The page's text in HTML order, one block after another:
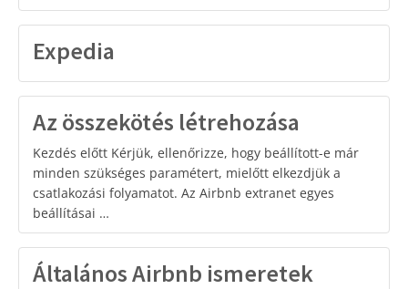
Expedia
Az összekötés létrehozása
Kezdés előtt Kérjük, ellenőrizze, hogy beállított-e már
minden szükséges paramétert, mielőtt elkezdjük a
csatlakozási folyamatot. Az Airbnb extranet egyes
beállításai …
Általános Airbnb ismeretek